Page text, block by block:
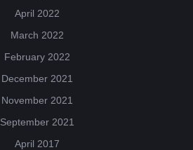
April 2022
March 2022
February 2022
December 2021
November 2021
September 2021
April 2017